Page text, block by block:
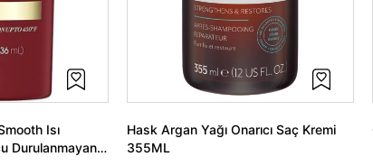
Isı
Durulanmayan
Hask Argan Yağı Onarıcı Saç Kremi
355ML